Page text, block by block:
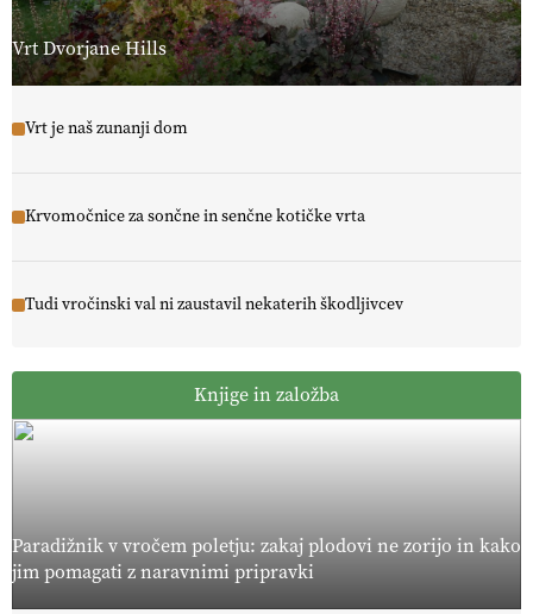
Vrt Dvorjane Hills
Vrt je naš zunanji dom
Krvomočnice za sončne in senčne kotičke vrta
Tudi vročinski val ni zaustavil nekaterih škodljivcev
Knjige in založba
Paradižnik v vročem poletju: zakaj plodovi ne zorijo in kako
jim pomagati z naravnimi pripravki